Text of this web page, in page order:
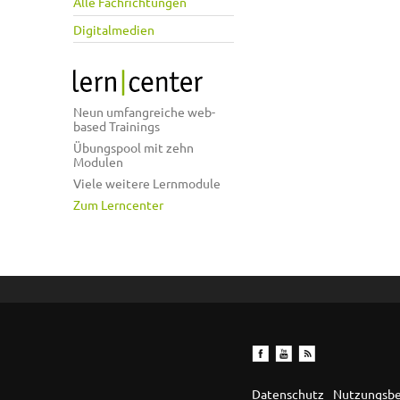
Digitalmedien
Neun umfangreiche web-
based Trainings
Übungspool mit zehn
Modulen
Viele weitere Lernmodule
Zum Lerncenter
Datenschutz